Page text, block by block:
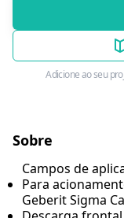
Adicione ao seu
Sobre
Campos de
Para
Geberit Sigma